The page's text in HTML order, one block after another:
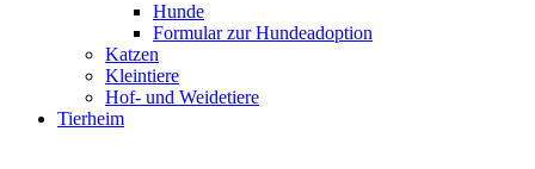
Hunde
Formular zur Hundeadoption
Katzen
Kleintiere
Hof- und Weidetiere
Tierheim